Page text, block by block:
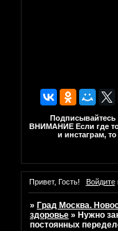
Подписывайтесь
ВНИМАНИЕ Если где то
и инстаграм,
Привет, Гость! Войдите
» Град Москва.
здоровье » Нужно
постоянных